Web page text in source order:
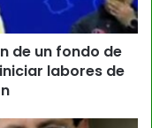
de un fondo de
labores de